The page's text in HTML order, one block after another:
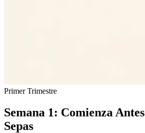
Primer Trimestre
Semana 1: Comienza
Sepas